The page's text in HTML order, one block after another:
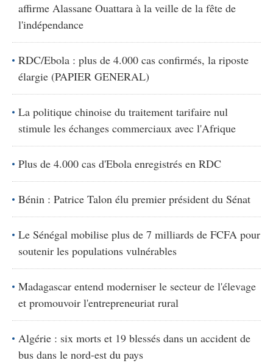
affirme Alassane Ouattara à la veille de la fête de
l'indépendance
RDC/Ebola : plus de 4.000 cas confirmés, la riposte
élargie (PAPIER GENERAL)
La politique chinoise du traitement tarifaire nul
stimule les échanges commerciaux avec l'Afrique
Plus de 4.000 cas d'Ebola enregistrés en RDC
Bénin : Patrice Talon élu premier président du Sénat
Le Sénégal mobilise plus de 7 milliards de FCFA pour
soutenir les populations vulnérables
Madagascar entend moderniser le secteur de l'élevage
et promouvoir l'entrepreneuriat rural
Algérie : six morts et 19 blessés dans un accident de
bus dans le nord-est du pays